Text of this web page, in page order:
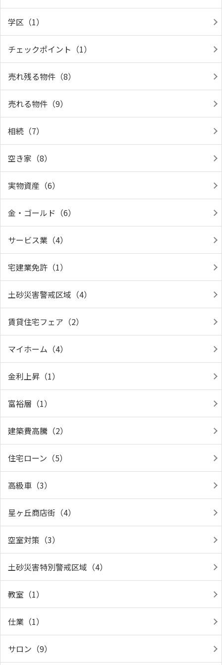
学区（1）
チェックポイント（1）
売れ残る物件（8）
売れる物件（9）
相続（7）
空き家（8）
実物資産（6）
金・ゴールド（6）
サービス業（4）
宅建業免許（1）
土砂災害警戒区域（4）
賃貸住宅フェア（2）
マイホーム（4）
金利上昇（1）
富裕層（1）
建築費高騰（2）
住宅ローン（5）
高級車（3）
星ヶ丘商店街（4）
空室対策（3）
土砂災害特別警戒区域（4）
教室（1）
仕業（1）
サロン（9）